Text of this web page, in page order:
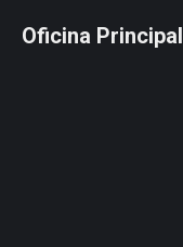
Oficina Principal